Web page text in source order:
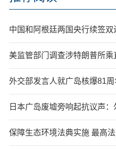
中国和阿根廷两国央行续签双
美监管部门调查涉特朗普所
外交部发言人就广岛核爆81周
日本广岛废墟旁响起抗议声
保障生态环境法典实施 最高